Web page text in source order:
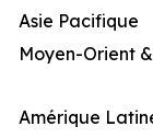
Asie Pacifique
Moyen-Orient
Amérique